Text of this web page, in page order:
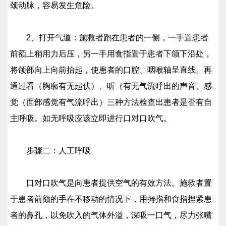
颈动脉，容易发生危险。
2、打开气道：施救者跑在患者的一侧，一手置患者
前额上稍用力后压，另一手用食指置于患者下颌下沿处，
将颌部向上向前抬起，使患者的口腔、咽喉轴呈直线。再
通过看（胸廓有无起伏）、听（有无气流呼出的声音、感
觉（面部感觉有气流呼出）三种方法检查出患者是否有自
主呼吸。如无呼吸应该立即进行口对口吹气。
步骤二：人工呼吸
口对口吹气是向患者提供空气的有效方法。施救者置
于患者前额的手在不移动的情况下，用拇指和食指捏紧患
者的鼻孔，以免吹入的气体外溢，深吸一口气，尽力张嘴